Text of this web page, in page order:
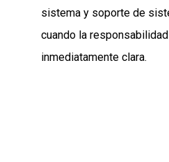
sistema y soporte de
cuando la
inmediatamente clara.